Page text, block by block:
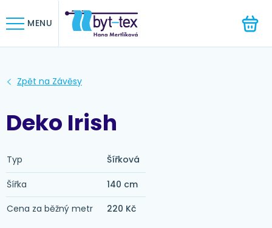
MENU
Deko Irish
Typ Šířková
Šířka
140 cm
Cena za běžný metr
220 Kč